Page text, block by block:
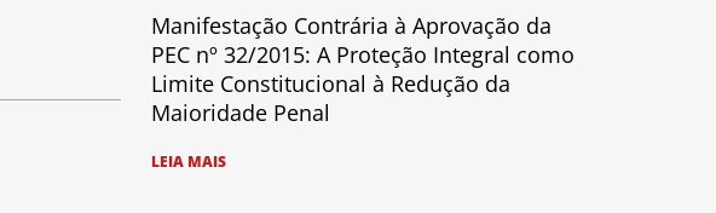
Manifestação Contrária à Aprovação da
PEC nº 32/2015: A Proteção Integral como
Limite Constitucional à Redução da
Maioridade Penal
LEIA MAIS